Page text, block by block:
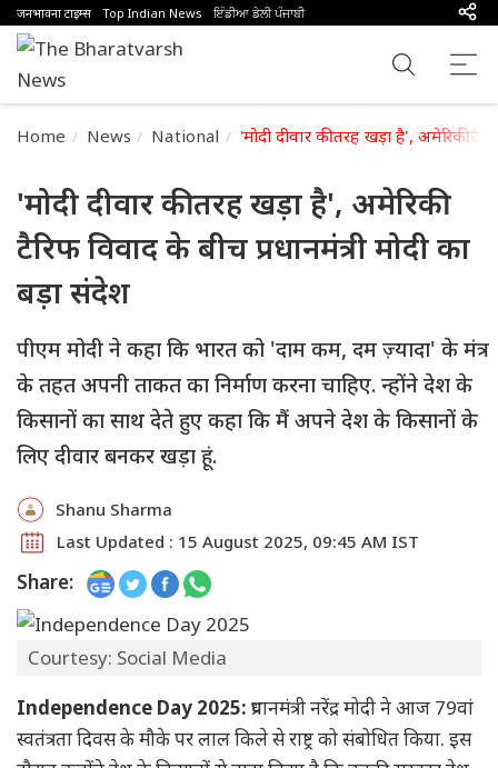
जनभावना टाइम्स Top Indian News ਇੰਡੀਆ ਡੇਲੀ ਪੰਜਾਬੀ
Home News National 'मोदी दीवार की तरह खड़ा है', अमेरिकी
'मोदी दीवार की तरह खड़ा है', अमेरिकी
टैरिफ विवाद के बीच प्रधानमंत्री मोदी का
बड़ा संदेश
पीएम मोदी ने कहा कि भारत को 'दाम कम, दम ज़्यादा' के मंत्र
के तहत अपनी ताकत का निर्माण करना चाहिए. न्होंने देश के
किसानों का साथ देते हुए कहा कि मैं अपने देश के किसानों के
लिए दीवार बनकर खड़ा हूं.
Shanu Sharma
Last Updated : 15 August 2025, 09:45 AM IST
Share:
Courtesy: Social Media
Independence Day 2025: प्रधानमंत्री नरेंद्र मोदी ने आज 79वां
स्वतंत्रता दिवस के मौके पर लाल किले से राष्ट्र को संबोधित किया. इस